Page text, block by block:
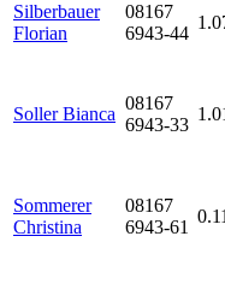
Silberbauer
Florian
08167
6943-44
Soller Bianca
08167
6943-33
Sommerer
Christina
08167
6943-61
0.11